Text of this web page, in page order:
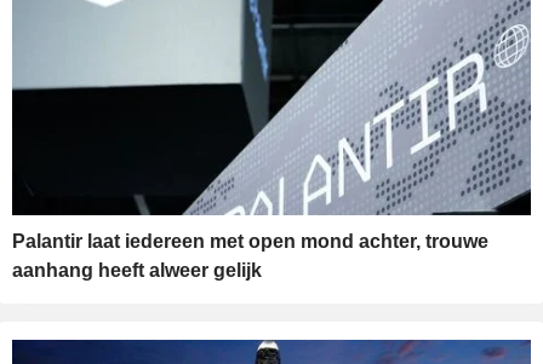
Palantir laat iedereen met open mond achter, trouwe
aanhang heeft alweer gelijk